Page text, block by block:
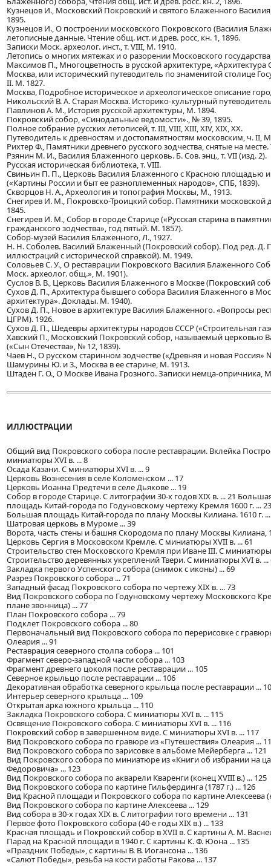
Кузнецов И., Московский Покровский и святого Блаженного
1895.
Кузнецов И., О построении московского Покровского (Василия
летописные данные. Чтение общ. ист. и древ. росс, кн. 1, 1896.
Записки Моск. археолог. инст., т. VIII, М. 1910.
Летопись о многих мятежах и о разорении Московского
Максимов П., Многоцветность в русской архитектуре, «Архитектура
Москва, или исторический путеводитель по знаменитой столице
II. М. 1827.
Москва, Подробное историческое и археологическое описание
Никольский В. А. Старая Москва. Историко-культурный
Павлинов А. М., История русской архитектуры, М. 1894.
Покровский собор, «Синодальные ведомости»., № 39, 1895.
Полное собрание русских летописей, т. III, VIII, XIII, XIV, XIX, XX.
Путеводитель к древностям и достопамятностям московским, ч. II,
Рихтер Ф., Памятники древнего русского зодчества, снятые на
Рзянин М. И., Василия Блаженного церковь. Б. Сов. энц., т. VII (изд. 2).
Русская историческая библиотека, т. VIII.
Свиньин П. П., Церковь Василия Блаженного с Красною площадью
(«Картины России и быт ее разноплеменных народов», СПБ, 1839).
Скворцов Н. А., Археология и топография Москвы, М., 1913.
Снегирев И. М., Покровско-Троицкий собор. Памятники московской
1845.
Снегирев И. М., Собор в городе Старице («Русская старина в
гражданского зодчества», год пятый. М. 1857).
Собор-музей Василия Блаженного, Л., 1927.
Н. Н. Соболев. Василий Блаженный (Покровский собор). Под ред. Д.
иллюстраций с исторической справкой). М. 1949.
Соловьев С. У., О реставрации Покровского Василия Блаженного
Моск. археолог. общ.», М. 1901).
Суслов В. В., Церковь Василия Блаженного в Москве (Покровский
Сухов Д. П., Архитектура бывшего собора Василия Блаженного в
архитектура». Доклады. М. 1940).
Сухов Д. П., Новое в архитектуре Василия Блаженного. «Вопросы
ЦГРМ). 1926.
Сухов Д. П., Шедевры архитектуры народов СССР («Строительная
Хавский П., Московский Покровский собор, называемый церковью
(«Сын Отечества», № 12, 1839).
Чаев Н., О русском старинном зодчестве («Древняя и новая Россия»
Шамурины Ю. и 3., Москва в ее старине, М. 1913.
Штаден Г. О., О Москве Ивана Грозного. Записки немца-опричника,
ИЛЛЮСТРАЦИИ
Общий вид Покровского собора после реставрации. Вклейка
миниатюры XVI в. ... 8
Осада Казани. С миниатюры XVI в. ... 9
Церковь Вознесения в селе Коломенском ... 17
Церковь Иоанна Предтечи в селе Дьякове ... 19
Собор в городе Старице. С литографии 30-х годов XIX в. ... 21
площадь Китай-города по Годуновскому чертежу Кремля 1600 г. ... 23
Большая площадь Китай-города по плану Москвы Килиана. 1610 г.
Шатровая церковь в Муроме ... 39
Ворота, часть стены и башня Скородома по плану Москвы Килиана,
Церковь Сергия в Московском Кремле. С миниатюры XVII в. ... 61
Строительство стен Московского Кремля при Иване III. С миниатюры
Строительство деревянных укреплений Твери. С миниатюры XVI в. ...
Закладка первого Успенского собора (снимок с иконы) ... 69
Разрез Покровского собора ... 71
Западный фасад Покровского собора по чертежу XIX в. ... 73
Вид Покровского собора по Годуновскому чертежу Московского
плане звонница) ... 77
План Покровского собора ... 79
Подклет Покровского собора ... 80
Первоначальный вид Покровского собора по перерисовке с
Олеария ... 91
Реставрация северного столпа собора ... 101
Фрагмент северо-западной части собора ... 103
Фрагмент древнего цоколя после реставрации ... 105
Северное крыльцо после реставрации ... 106
Декоративная обработка северного крыльца после реставрации ...
Интерьер северного крыльца ... 109
Открытая арка южного крыльца ... 110
Закладка Покровского собора. С миниатюры XVI в. ... 115
Освящение Покровского собора. С миниатюры XVI в. ... 116
Покровский собор в завершенном виде. С миниатюры XVI в. ... 117
Вид Покровского собора по гравюре из «Путешествия» Олеария ...
Вид Покровского собора по зарисовке в альбоме Мейерберга ... 121
Вид Покровского собора по миниатюре из «Книги об избрании на
Федоровича» ... 123
Вид Покровского собора по акварели Кваренги (конец XVIII в.) ... 125
Вид Покровского собора по картине Гильфердинга (1787 г.) ... 126
Вид Красной площади и Покровского собора по картине Алексеева
Вид Покровского собора по картине Алексеева ... 129
Вид собора в 30-х годах XIX в. С литографии того времени ... 131
Первое фото Покровского собора (40-е годы XIX в.) ... 133
Красная площадь и Покровский собор в XVII в. С картины А. М.
Парад на Красной площади в 1940 г. С картины К. Ф. Юона ... 135
«Праздник Победы», с картины В. В. Иогансона ... 136
«Салют Победы», резьба на кости работы Ракова ... 137